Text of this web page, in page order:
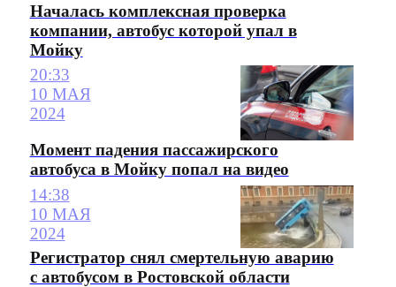
Началась комплексная проверка
компании, автобус которой упал в
Мойку
20:33
10 МАЯ
2024
Момент падения пассажирского
автобуса в Мойку попал на видео
14:38
10 МАЯ
2024
Регистратор снял смертельную аварию
с автобусом в Ростовской области